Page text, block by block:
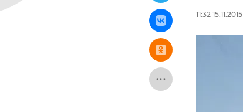
11:32 15.11.2015